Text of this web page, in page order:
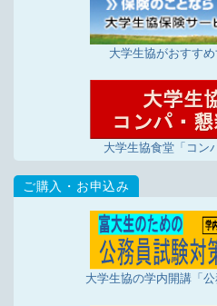
大学生協がおすす
大学生協食堂「コン
大学生協の学内開講「公